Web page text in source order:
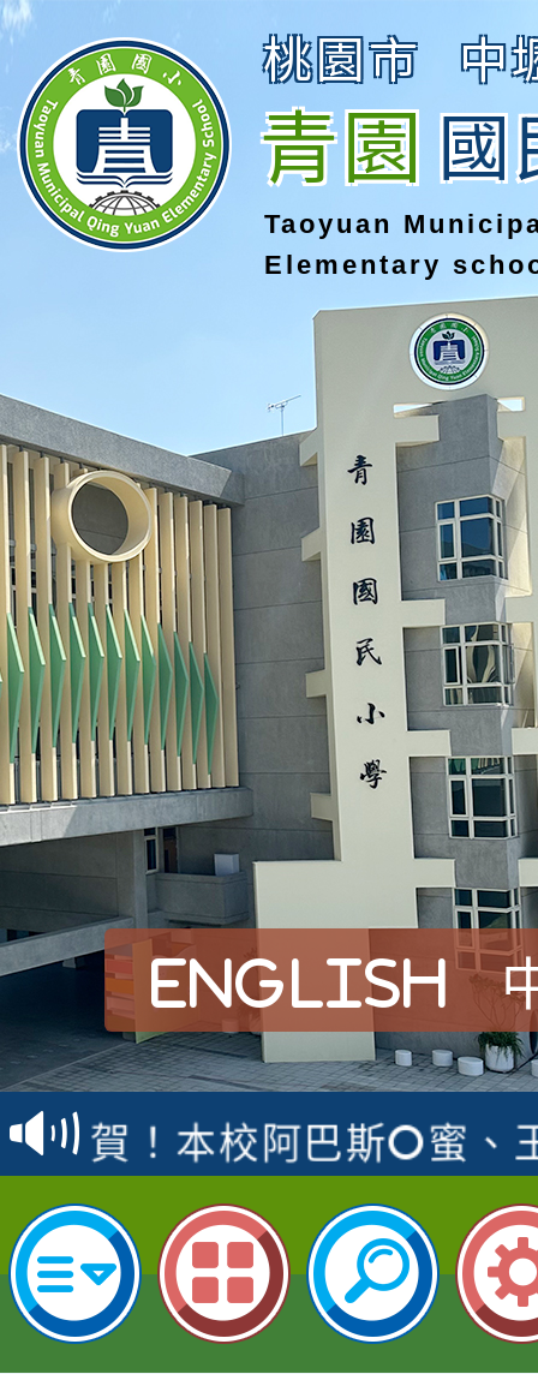
桃園市 中
青園國
Taoyuan
Elementary
English
賀！本校參加桃園市中
賽 洪綺君教師榮獲社
賀！本校阿巴斯O蜜、
倩參加桃園市科展 國
名 指導老師王老師、
賀！本校四年二班張O
桃園市英語競賽國小朗
名，指導老師林老師
賀！本校參加桃園市中
賽 劉文瑛教師榮獲教
賀！本校參與2026世